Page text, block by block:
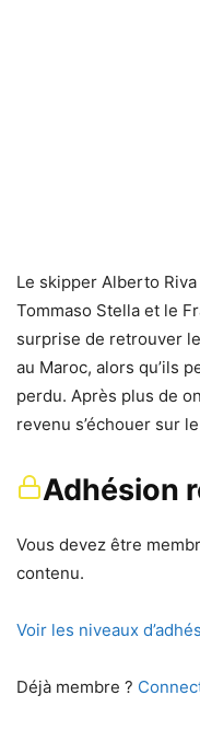
Le skipper Alberto
Tommaso Stella et le
surprise de retrouver
au Maroc, alors qu’ils
perdu. Après plus de
revenu s’échouer sur
Adhésion
Vous devez être
contenu.
Voir les niveaux
Déjà membre ?